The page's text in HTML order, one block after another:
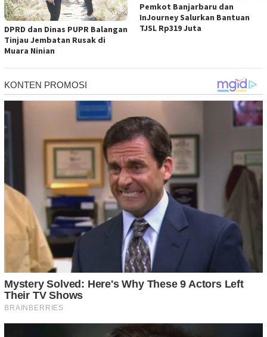
DPRD dan Dinas PUPR Balangan
Tinjau Jembatan Rusak di
Muara Ninian
Pemkot Banjarbaru dan
InJourney Salurkan Bantuan
TJSL Rp319 Juta